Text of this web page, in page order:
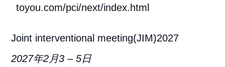
toyou.com/pci/next/index.html
Joint interventional meeting(JIM)2027
2027年2月3 –5日